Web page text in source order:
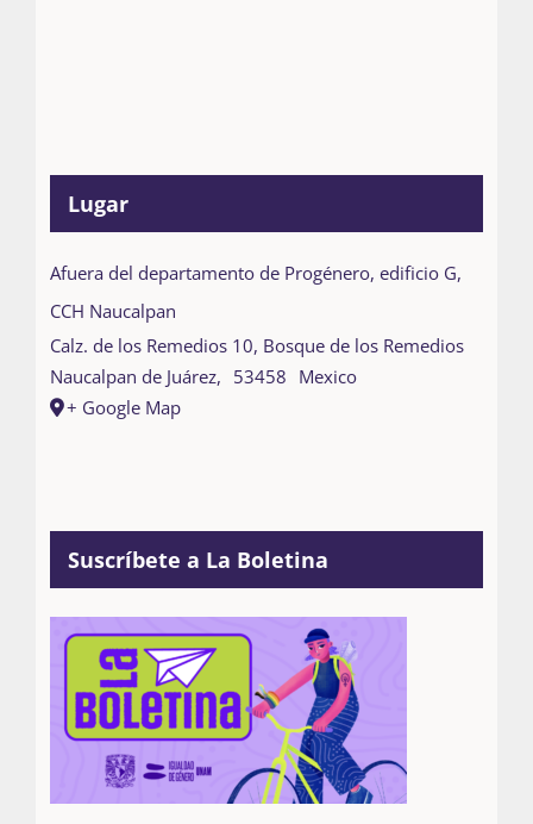
Lugar
Afuera del departamento de Progénero, edificio G,
CCH Naucalpan
Calz. de los Remedios 10, Bosque de los Remedios
Naucalpan de Juárez, 53458 Mexico
+ Google Map
Suscríbete a La Boletina